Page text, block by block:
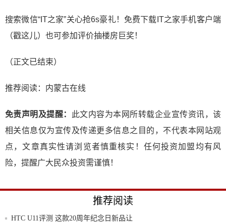
搜索微信“IT之家”关心抢6s豪礼！免费下载IT之家手机客户端
（戳这儿）也可参加评价抽楼房巨奖！
（正文已结束）
推荐阅读： 内蒙古在线
免责声明及提醒：
此文内容为本网所转载企业宣传资讯，该
相关信息仅为宣传及传递更多信息之目的，不代表本网站观
点，文章真实性请浏览者慎重核实！任何投资加盟均有风
险，提醒广大民众投资需谨慎！
推荐阅读
HTC U11评测 这款20周年纪念日新品让